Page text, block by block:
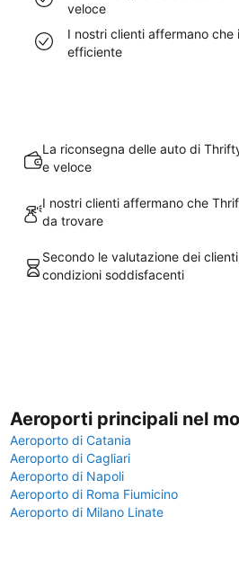
veloce
I nostri clienti affermano
efficiente
La riconsegna delle auto di
e veloce
I nostri clienti affermano che
da trovare
Secondo le valutazione dei
condizioni soddisfacenti
Aeroporti principali nel
Aeroporto di Catania
Aeroporto di Cagliari
Aeroporto di Napoli
Aeroporto di Roma Fiumicino
Aeroporto di Milano Linate